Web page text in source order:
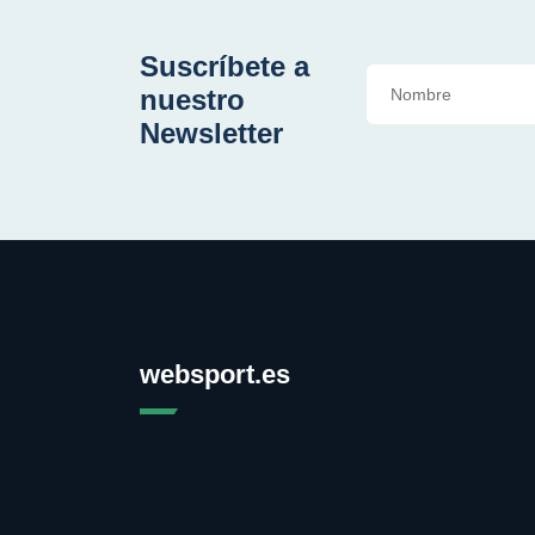
Suscríbete a
nuestro
Newsletter
websport.es